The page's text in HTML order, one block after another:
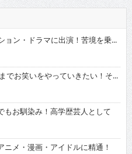
ン・ドラマに出演！苦境を乗...
でお笑いをやっていきたい！そ...
お馴染み！高学歴芸人として
メ・漫画・アイドルに精通！